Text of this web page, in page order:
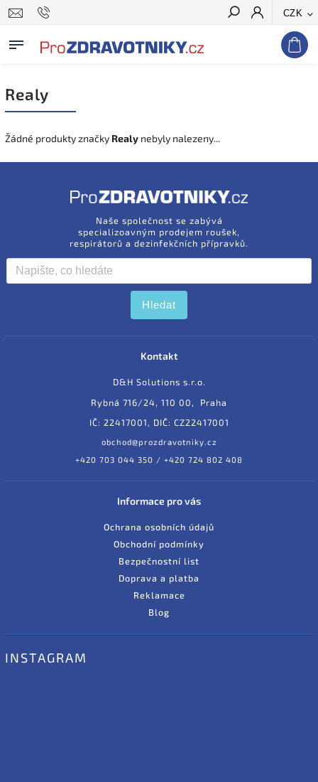
CZK
Hledat
Realy
Žádné produkty značky Realy nebyly nalezeny...
Naše společnost se zabývá
specializoavným prodejem roušek,
respirátorů a dezinfekčních přípravků.
Hledat
Kontakt
D&H Solutions s.r.o.
Rybná 716/24, 110 00, Praha
IČ: 22417001, DIČ: CZ22417001
obchod@prozdravotniky.cz
+420 703 044 350 / +420 724 802 408
Informace pro vás
Ochrana osobních údajů
Obchodní podmínky
Bezpečnostní list
Doprava a platba
Reklamace
Blog
INSTAGRAM